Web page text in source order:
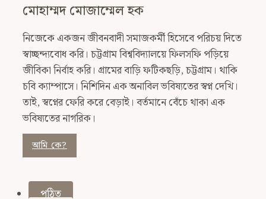
মোহাম্মদ মোজাম্মেল হক
নিজেকে একজন জীবনবাদী সমাজকর্মী হিসেবে পরিচয় দিতে
স্বাচ্ছন্দ্যবোধ করি। চট্টগ্রাম বিশ্ববিদ্যালয়ে ফিলসফি পড়িয়ে
জীবিকা নির্বাহ করি। গ্রামের বাড়ি ফটিকছড়ি, চট্টগ্রাম। থাকি
চবি ক্যাম্পাসে। নিশিদিন এক অনাবিল ভবিষ্যতের স্বপ্ন দেখি।
তাই, স্বপ্নের ফেরি করে বেড়াই। বর্তমানে বেঁচে থাকা এক
ভবিষ্যতের নাগরিক।
আমি কে?
পঠিত